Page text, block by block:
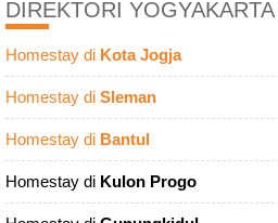
DIREKTORI YOGYAKARTA
Homestay di Kota Jogja
Homestay di Sleman
Homestay di Bantul
Homestay di Kulon Progo